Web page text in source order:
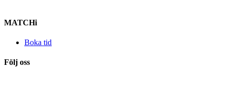
MATCHi
Boka tid
Följ oss